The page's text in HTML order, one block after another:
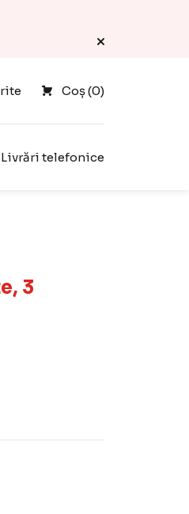
Coș (0)
Livrări telefonice
3